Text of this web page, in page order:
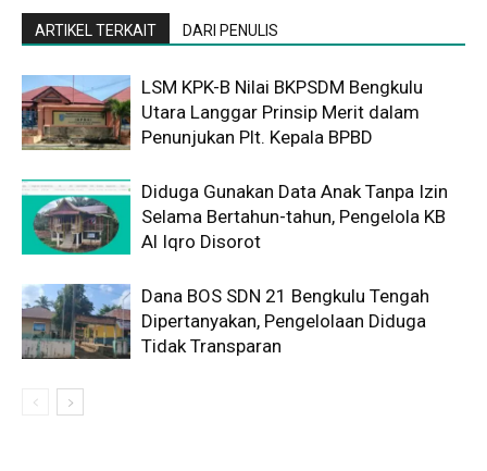
ARTIKEL TERKAIT DARI PENULIS
LSM KPK-B Nilai BKPSDM Bengkulu
Utara Langgar Prinsip Merit dalam
Penunjukan Plt. Kepala BPBD
Diduga Gunakan Data Anak Tanpa Izin
Selama Bertahun-tahun, Pengelola KB
Al Iqro Disorot
Dana BOS SDN 21 Bengkulu Tengah
Dipertanyakan, Pengelolaan Diduga
Tidak Transparan